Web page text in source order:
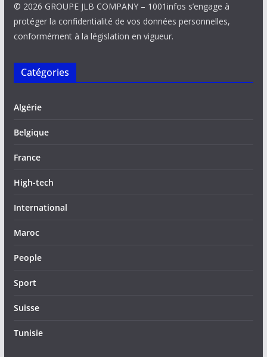
© 2026 GROUPE JLB COMPANY – 1001infos s’engage à
protéger la confidentialité de vos données personnelles,
conformément à la législation en vigueur.
Catégories
Algérie
Belgique
France
High-tech
International
Maroc
People
Sport
Suisse
Tunisie